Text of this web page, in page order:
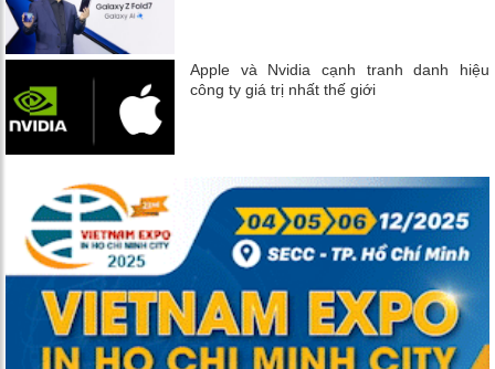
Apple và Nvidia cạnh tranh danh hiệu
công ty giá trị nhất thế giới